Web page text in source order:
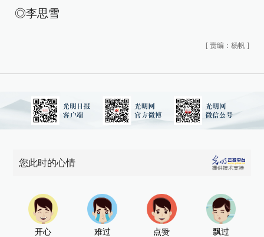
◎李思雪
[ 责编：杨帆 ]
您此时的心情
开心 难过 点赞 飘过